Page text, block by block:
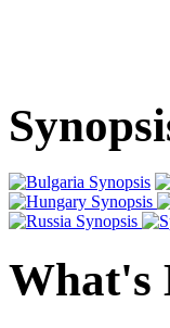
What's